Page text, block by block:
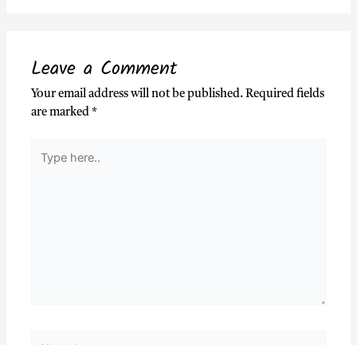
Leave a Comment
Your email address will not be published. Required fields
are marked*